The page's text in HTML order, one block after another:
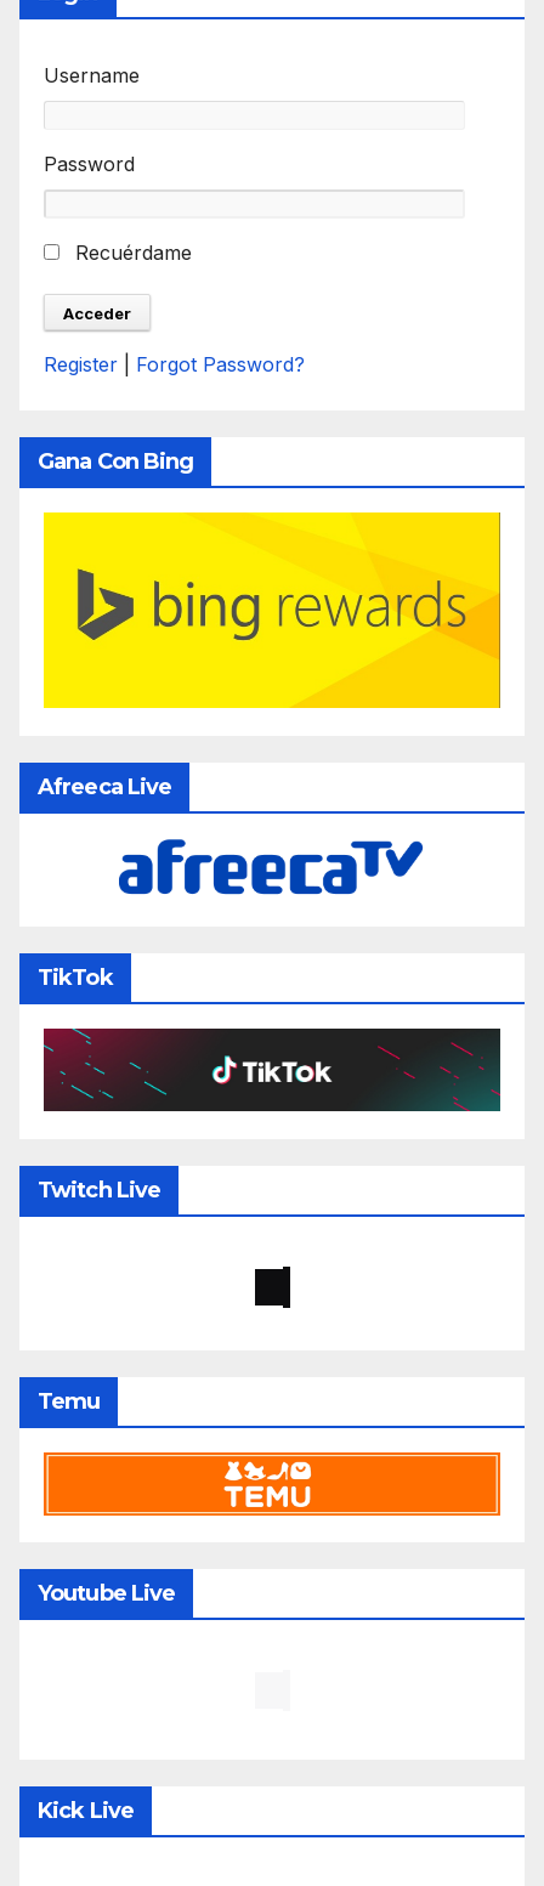
Username
Password
Recuérdame
Register Forgot Password?
Gana Con Bing
Afreeca Live
TikTok
Twitch Live
Temu
Youtube Live
Kick Live